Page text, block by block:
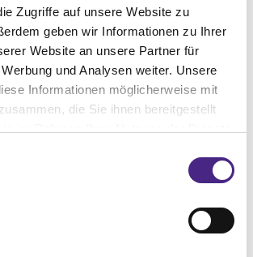
Zugriffe auf unsere Website zu
geben wir Informationen zu Ihrer
Website an unsere Partner für
und Analysen weiter. Unsere
Informationen möglicherweise mit
die Sie ihnen bereitgestellt
unsere Webseite weiterhin nutzen.
,FASHION,LIFESTYLE
Vöslau – Die
zum...